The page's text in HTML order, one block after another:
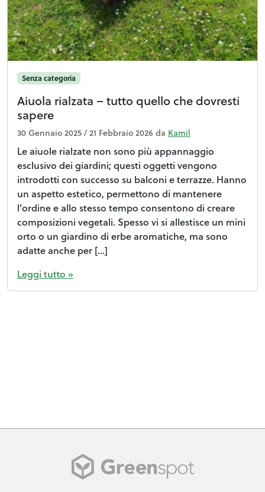
Senza categoria
Aiuola rialzata – tutto quello che dovresti
sapere
30 Gennaio 2025 / 21 Febbraio 2026 da Kamil
Le aiuole rialzate non sono più appannaggio
esclusivo dei giardini; questi oggetti vengono
introdotti con successo su balconi e terrazze. Hanno
un aspetto estetico, permettono di mantenere
l’ordine e allo stesso tempo consentono di creare
composizioni vegetali. Spesso vi si allestisce un mini
orto o un giardino di erbe aromatiche, ma sono
adatte anche per […]
Leggi tutto »